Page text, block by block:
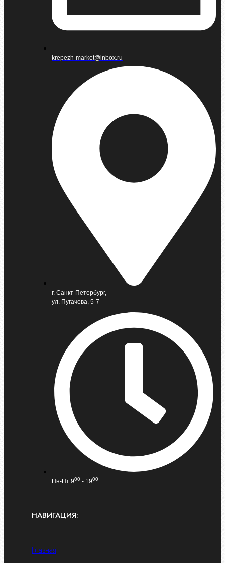
krepezh-market@inbox.ru
г. Санкт-Петербург,
ул. Пугачева, 5-7
Пн-Пт 900 - 1900
НАВИГАЦИЯ:
Главная